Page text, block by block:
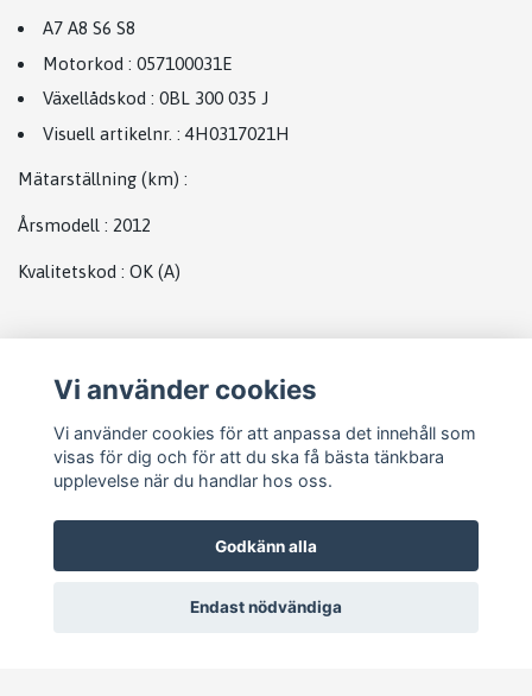
A7 A8 S6 S8
Motorkod : 057100031E
Växellådskod : 0BL 300 035 J
Visuell artikelnr. :4H0317021H
Mätarställning (km) :
Årsmodell : 2012
Kvalitetskod : OK (A)
Vi använder cookies
Vi använder cookies för att anpassa det innehåll som
visas för dig och för att du ska få bästa tänkbara
upplevelse när du handlar hos oss.
Godkänn alla
Endast nödvändiga